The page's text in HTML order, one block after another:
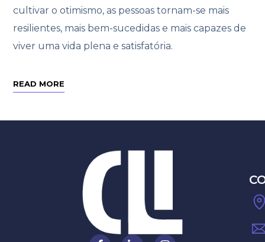
cultivar o otimismo, as pessoas tornam-se mais
resilientes, mais bem-sucedidas e mais capazes de
viver uma vida plena e satisfatória.
READ MORE